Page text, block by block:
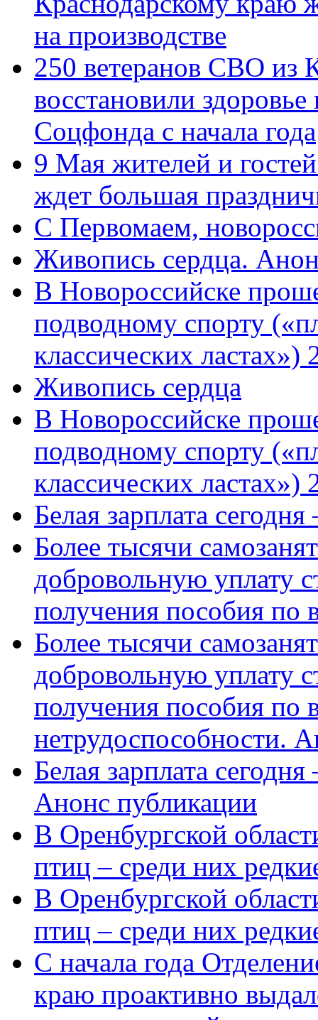
на производстве
250 ветеранов СВО из
восстановили
Соцфонда с начала года
9 Мая жителей и
ждет большая
C Первомаем,
Живопись сердца.
В Новороссийске
подводному спорту
классических
Живопись сердца
В Новороссийске
подводному спорту
классических ластах»)
Белая зарплата
Более тысячи
добровольную уплату
получения пособия по
Более тысячи
добровольную уплату
получения пособия по
нетрудоспособности.
Белая зарплата
Анонс публикации
В Оренбургской
птиц – среди них
В Оренбургской
птиц – среди них
С начала года
краю проактивно